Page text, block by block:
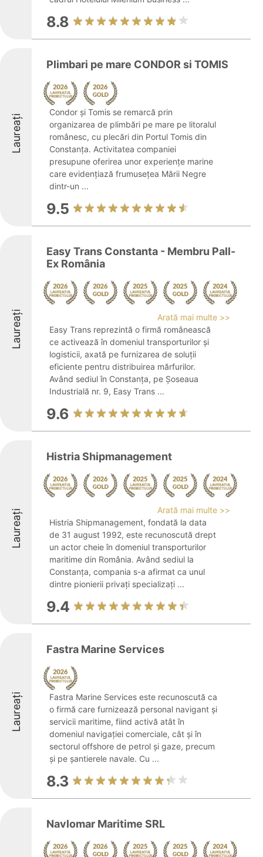
8.8
Laureați
Plimbari pe mare CONDOR si TOMIS
Condor și Tomis se remarcă prin
organizarea de plimbări pe mare pe litoralul
românesc, cu plecări din Portul Tomis din
Constanța. Activitatea companiei
presupune oferirea unor experiențe marine
care evidențiază frumusețea Mării Negre
dintr-un ...
9.5
Laureați
Easy Trans Constanta - Membru Pall-
Ex România
Arată mai multe >>
Easy Trans reprezintă o firmă românească
ce activează în domeniul transporturilor și
logisticii, axată pe furnizarea de soluții
eficiente pentru distribuirea mărfurilor.
Având sediul în Constanța, pe Șoseaua
Industrială nr. 9, Easy Trans ...
9.6
Laureați
Histria Shipmanagement
Arată mai multe >>
Histria Shipmanagement, fondată la data
de 31 august 1992, este recunoscută drept
un actor cheie în domeniul transporturilor
maritime din România. Având sediul la
Constanța, compania s-a afirmat ca unul
dintre pionierii privați specializați ...
9.4
Laureați
Fastra Marine Services
Fastra Marine Services este recunoscută ca
o firmă care furnizează personal navigant și
servicii maritime, fiind activă atât în
domeniul navigației comerciale, cât și în
sectorul offshore de petrol și gaze, precum
și pe șantierele navale. Cu ...
8.3
Navlomar Maritime SRL